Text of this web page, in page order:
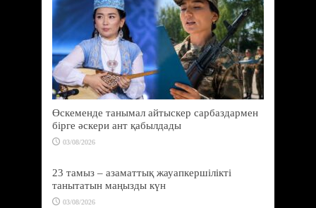
Өскеменде танымал айтыскер сарбаздармен
бірге әскери ант қабылдады
03/08/2026
23 тамыз – азаматтық жауапкершілікті
танытатын маңызды күн
03/08/2026